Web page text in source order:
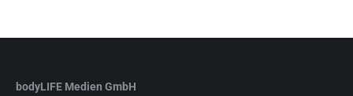
bodyLIFE Medien GmbH